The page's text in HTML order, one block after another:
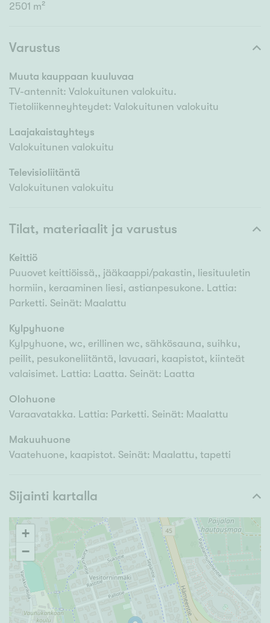
2501 m²
Varustus
Muuta kauppaan kuuluvaa
TV-antennit: Valokuitunen valokuitu.
Tietoliikenneyhteydet: Valokuitunen valokuitu
Laajakaistayhteys
Valokuitunen valokuitu
Televisioliitäntä
Valokuitunen valokuitu
Tilat, materiaalit ja varustus
Keittiö
Puuovet keittiöissä,, jääkaappi/pakastin, liesituuletin
hormiin, keraaminen liesi, astianpesukone. Lattia:
Parketti. Seinät: Maalattu
Kylpyhuone
Kylpyhuone, wc, erillinen wc, sähkösauna, suihku,
peilit, pesukoneliitäntä, lavuaari, kaapistot, kiinteät
valaisimet. Lattia: Laatta. Seinät: Laatta
Olohuone
Varaavatakka. Lattia: Parketti. Seinät: Maalattu
Makuuhuone
Vaatehuone, kaapistot. Seinät: Maalattu, tapetti
Sijainti kartalla
+
−